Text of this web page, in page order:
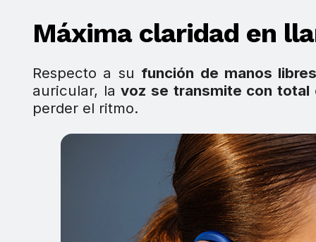
Máxima claridad en
Respecto a su función de manos
auricular, lavoz se transmite con total
perder el ritmo.